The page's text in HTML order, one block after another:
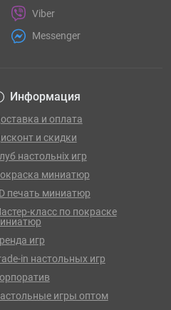
Информация
и оплата
и скидки
настольніх игр
миниатюр
печать миниатюр
класс по покраске
игр
in настольных игр
игры оптом
Viber
Messenger